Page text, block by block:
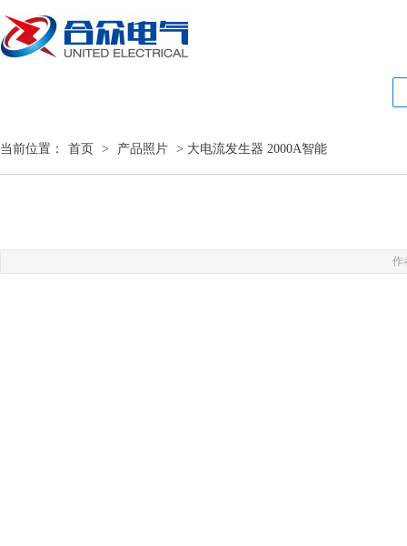
当前位置： 首页 > 产品照片 > 大电流发生器 2000A智能
作